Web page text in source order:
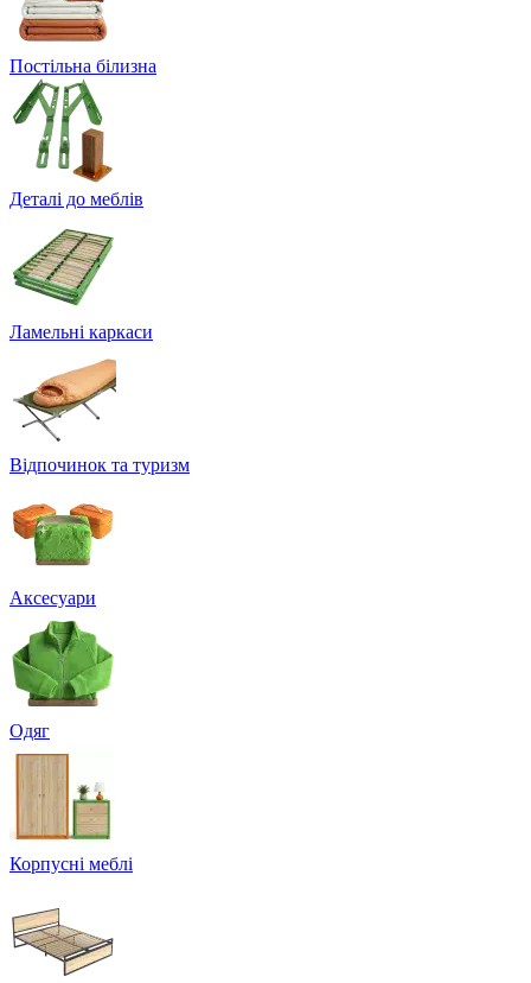
Постільна білизна
Деталі до меблів
Ламельні каркаси
Відпочинок та туризм
Аксесуари
Одяг
Корпусні меблі